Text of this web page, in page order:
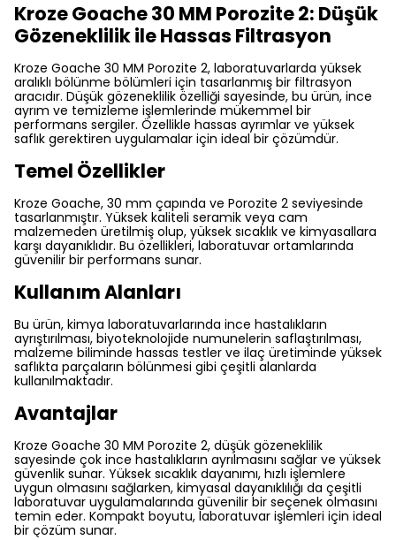
Kroze Goache 30 MM Porozite 2: Düşük
Gözeneklilik ile Hassas Filtrasyon
Kroze Goache 30 MM Porozite 2, laboratuvarlarda yüksek
aralıklı bölünme bölümleri için tasarlanmış bir filtrasyon
aracıdır. Düşük gözeneklilik özelliği sayesinde, bu ürün, ince
ayrım ve temizleme işlemlerinde mükemmel bir
performans sergiler. Özellikle hassas ayrımlar ve yüksek
saflık gerektiren uygulamalar için ideal bir çözümdür.
Temel Özellikler
Kroze Goache, 30 mm çapında ve Porozite 2 seviyesinde
tasarlanmıştır. Yüksek kaliteli seramik veya cam
malzemeden üretilmiş olup, yüksek sıcaklık ve kimyasallara
karşı dayanıklıdır. Bu özellikleri, laboratuvar ortamlarında
güvenilir bir performans sunar.
Kullanım Alanları
Bu ürün, kimya laboratuvarlarında ince hastalıkların
ayrıştırılması, biyoteknolojide numunelerin saflaştırılması,
malzeme biliminde hassas testler ve ilaç üretiminde yüksek
saflıkta parçaların bölünmesi gibi çeşitli alanlarda
kullanılmaktadır.
Avantajlar
Kroze Goache 30 MM Porozite 2, düşük gözeneklilik
sayesinde çok ince hastalıkların ayrılmasını sağlar ve yüksek
güvenlik sunar. Yüksek sıcaklık dayanımı, hızlı işlemlere
uygun olmasını sağlarken, kimyasal dayanıklılığı da çeşitli
laboratuvar uygulamalarında güvenilir bir seçenek olmasını
temin eder. Kompakt boyutu, laboratuvar işlemleri için ideal
bir çözüm sunar.